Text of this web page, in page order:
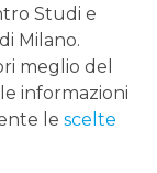
Studi e
Milano.
meglio del
informazioni
le scelte